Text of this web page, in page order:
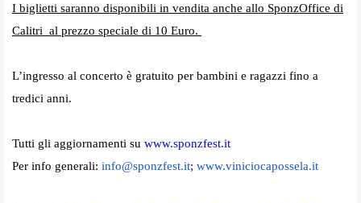
I biglietti saranno disponibili in vendita anche allo SponzOffice di
Calitri al prezzo speciale di 10 Euro.
L’ingresso al concerto è gratuito per bambini e ragazzi fino a
tredici anni.
Tutti gli aggiornamenti su www.sponzfest.it
Per info generali: info@sponzfest.it; www.viniciocapossela.it